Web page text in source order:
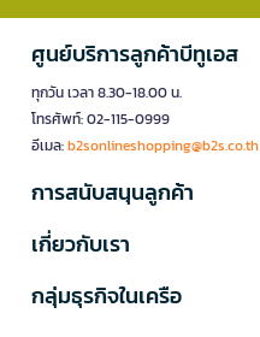
ศูนย์บริการลูกค้าบีทูเอส
ทุกวัน เวลา 8.30-18.00 น.
โทรศัพท์: 02-115-0999
อีเมล:b2sonlineshopping@b2s.co.th
การสนับสนุนลูกค้า
เกี่ยวกับเรา
กลุ่มธุรกิจในเครือ